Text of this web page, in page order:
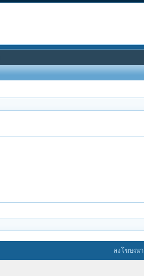
ลงโฆษณา